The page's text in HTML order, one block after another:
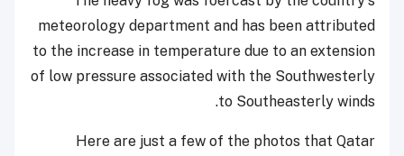
meteorology department and has been attributed
to the increase in temperature due to an extension
of low pressure associated with the Southwesterly
to Southeasterly winds.
Here are just a few of the photos that Qatar